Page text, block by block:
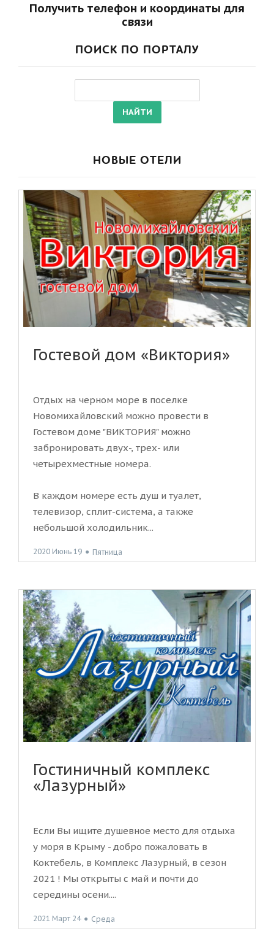
Получить телефон и координаты для
связи
ПОИСК ПО ПОРТАЛУ
НОВЫЕ ОТЕЛИ
Гостевой дом «Виктория»
Отдых на черном море в поселке
Новомихайловский можно провести в
Гостевом доме "ВИКТОРИЯ" можно
забронировать двух-, трех- или
четырехместные номера.
В каждом номере есть душ и туалет,
телевизор, сплит-система, а также
небольшой холодильник...
2020 Июнь 19 ● Пятница
Гостиничный комплекс
«Лазурный»
Если Вы ищите душевное место для отдыха
у моря в Крыму - добро пожаловать в
Коктебель, в Комплекс Лазурный, в сезон
2021 ! Мы открыты с май и почти до
середины осени....
2021 Март 24 ● Среда